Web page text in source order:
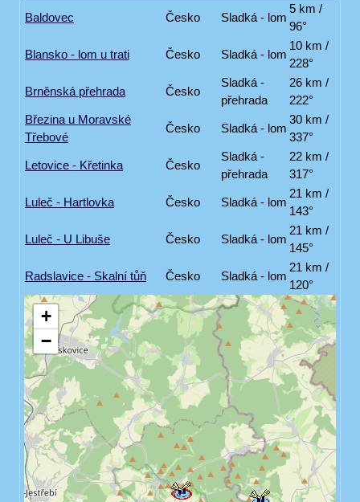
Baldovec Česko Sladká - lom
5 km /
96°
Blansko - lom u trati Česko Sladká - lom
10 km /
228°
Brněnská přehrada Česko
Sladká -
přehrada
26 km /
222°
Březina u Moravské
Třebové
Česko Sladká - lom
30 km /
337°
Letovice - Křetinka Česko
Sladká -
přehrada
22 km /
317°
Luleč - Hartlovka Česko Sladká - lom
21 km /
143°
Luleč - U Libuše Česko Sladká - lom
21 km /
145°
Radslavice - Skalní tůň Česko Sladká - lom
21 km /
120°